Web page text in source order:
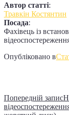
Автор статті:
Травкін Костянтин
Посада:
Фахівець із
Опубліковано в
Попередній запис